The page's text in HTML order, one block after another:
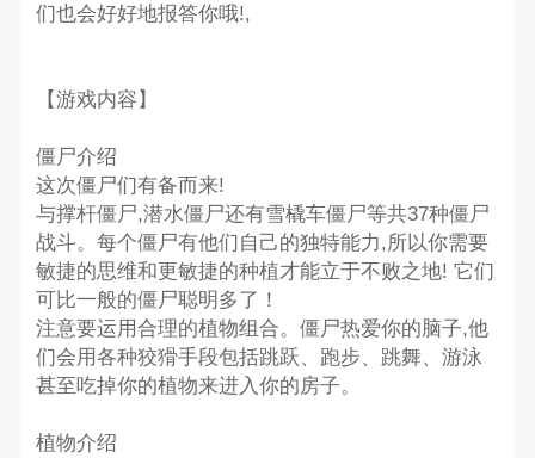
们也会好好地报答你哦!,
【游戏内容】
僵尸介绍
这次僵尸们有备而来!
与撑杆僵尸,潜水僵尸还有雪橇车僵尸等共37种僵尸
战斗。每个僵尸有他们自己的独特能力,所以你需要
敏捷的思维和更敏捷的种植才能立于不败之地! 它们
可比一般的僵尸聪明多了！
注意要运用合理的植物组合。僵尸热爱你的脑子,他
们会用各种狡猾手段包括跳跃、跑步、跳舞、游泳
甚至吃掉你的植物来进入你的房子。
植物介绍